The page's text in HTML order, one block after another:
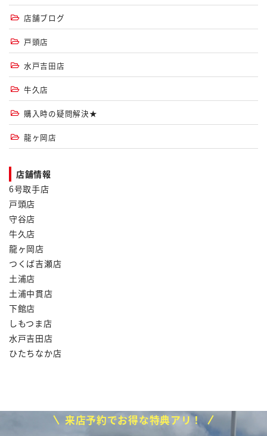
店舗ブログ
戸頭店
水戸吉田店
牛久店
購入時の疑問解決★
龍ヶ岡店
店舗情報
6号取手店
戸頭店
守谷店
牛久店
龍ヶ岡店
つくば吉瀬店
土浦店
土浦中貫店
下館店
しもつま店
水戸吉田店
ひたちなか店
来店予約でお得な特典アリ！